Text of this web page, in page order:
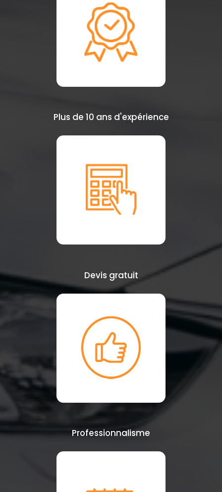
Plus de 10 ans d'expérience
Devis gratuit
Professionnalisme